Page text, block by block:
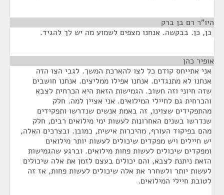
היו"ר רם בן ברק
כן, כן. בבקשה. אנחנו מצפים לשמוע מה יש לך להגיד.
אופיר כהן
אני אתייחס קודם כל לצו להארכת המשך. לגבי הצו הזה
אנחנו לא מתנגדים. אנחנו אפילו ממליצים. אנחנו חושבים
שזה חיוני וזה חשוב. הגמישות הזאת היא הכרחית לצבא
והכרחית גם לחיילי המילואים. אני אציין למה. חלק
מהתפקידים שצוינו, זה באמת אנשים שנדרשו ותפקידים
שנדרשו בשנים האחרונות לעשות ימי מילואים רבים, חלק
מהם בפיקוד העורף, מהיכרות אישית, כמובן. ובצרכים האלה,
יש חיילים ויש מפקדים שיכולים לעשות יותר מילואים
ומפקדים שיכולים לעשות פחות מילואים. וברגע שהגמישות
הזאת ניתנת לצבא, והם יכולים בעצם לזמן את אלה שיכולים
לעשות יותר ולשחרר את אלה שיכולים לעשות פחות, אז זה
לטובת חיילי המילואים.